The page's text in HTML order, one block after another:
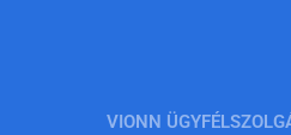
VIONN